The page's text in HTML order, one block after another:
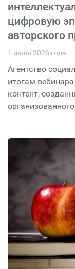
цифровую
авторского
1 июля 2026 года
Агентство
итогам
контент,